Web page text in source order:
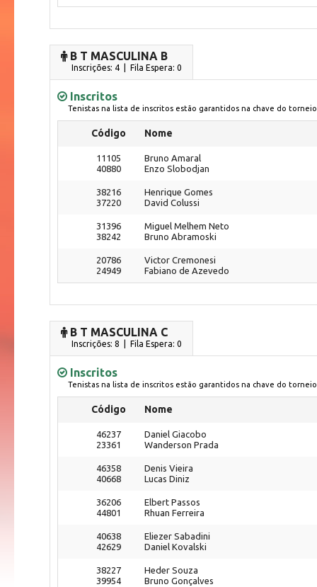
B T MASCULINA B
Inscrições: 4 | Fila Espera: 0
Inscritos
Tenistas na lista de inscritos estão garantidos na chave do torneio
Código Nome
11105
40880
Bruno Amaral
Enzo Slobodjan
38216
37220
Henrique Gomes
David Colussi
31396
38242
Miguel Melhem Neto
Bruno Abramoski
20786
24949
Victor Cremonesi
Fabiano de Azevedo
B T MASCULINA C
Inscrições: 8 | Fila Espera: 0
Inscritos
Tenistas na lista de inscritos estão garantidos na chave do torneio
Código Nome
46237
23361
Daniel Giacobo
Wanderson Prada
46358
40668
Denis Vieira
Lucas Diniz
36206
44801
Elbert Passos
Rhuan Ferreira
40638
42629
Eliezer Sabadini
Daniel Kovalski
38227
39954
Heder Souza
Bruno Gonçalves